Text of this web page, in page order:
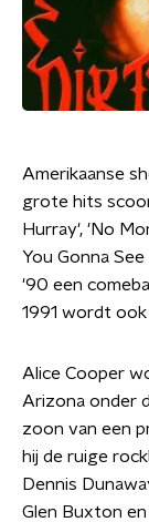
Amerikaanse
grote hits
Hurray', 'No
You Gonna
'90 een
1991 wordt
Alice Cooper
Arizona onder
zoon van een
hij de ruige
Dennis
Glen Buxton en